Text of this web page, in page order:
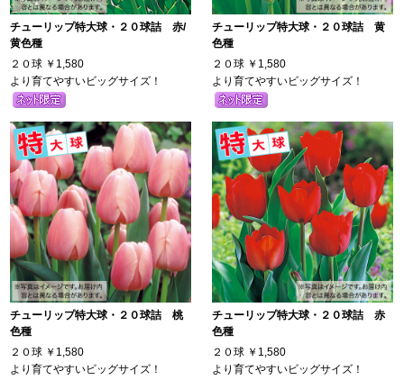
チューリップ特大球・２０球詰 赤/
黄色種
２０球 ￥1,580
より育てやすいビッグサイズ！
チューリップ特大球・２０球詰 黄
色種
２０球 ￥1,580
より育てやすいビッグサイズ！
チューリップ特大球・２０球詰 桃
色種
２０球 ￥1,580
より育てやすいビッグサイズ！
チューリップ特大球・２０球詰 赤
色種
２０球 ￥1,580
より育てやすいビッグサイズ！